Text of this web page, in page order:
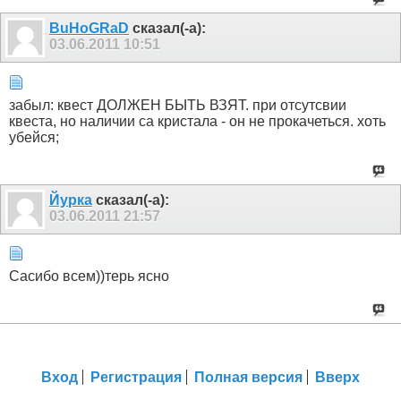
BuHoGRaD сказал(-а):
03.06.2011 10:51
забыл: квест ДОЛЖЕН БЫТЬ ВЗЯТ. при отсутсвии
квеста, но наличии са кристала - он не прокачеться. хоть
убейся;
Йурка сказал(-а):
03.06.2011 21:57
Сасибо всем))терь ясно
Вход Регистрация Полная версия Вверх